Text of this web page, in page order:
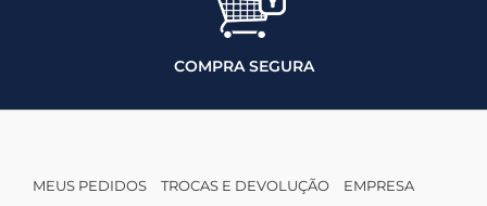
COMPRA SEGURA
MEUS PEDIDOS TROCAS E DEVOLUÇÃO EMPRESA